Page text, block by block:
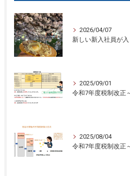
2026/04/07
2025/09/01
2025/08/04